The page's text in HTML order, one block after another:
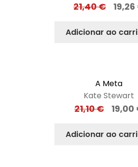
21,40€ 19,26
Adicionar ao
A Meta
Kate Stewart
21,10€ 19,00
Adicionar ao